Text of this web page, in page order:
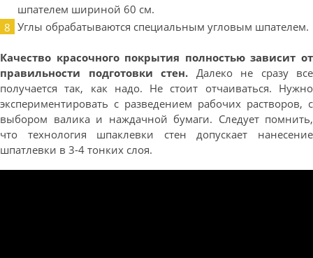
шпателем шириной 60 см.
Углы обрабатываются специальным угловым шпателем.
Качество красочного покрытия полностью зависит от
правильности подготовки стен. Далеко не сразу все
получается так, как надо. Не стоит отчаиваться. Нужно
экспериментировать с разведением рабочих растворов, с
выбором валика и наждачной бумаги. Следует помнить,
что технология шпаклевки стен допускает нанесение
шпатлевки в 3-4 тонких слоя.